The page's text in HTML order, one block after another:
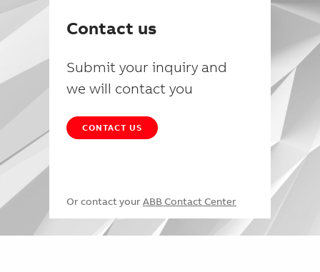
Contact us
Submit your inquiry and
we will contact you
CONTACT US
Or contact your ABB Contact Center